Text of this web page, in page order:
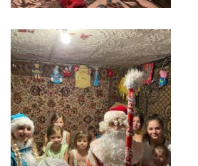
Comisii
de
specialitate
Regulamentul